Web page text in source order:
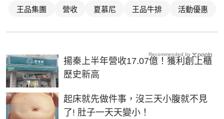
王品集團 營收 夏慕尼 王品牛排 活動優惠
揚秦上半年營收17.07億！獲利創上櫃
歷史新高
起床就先做件事，沒三天小腹就不見
了! 肚子一天天變小！
PR
Recommended by